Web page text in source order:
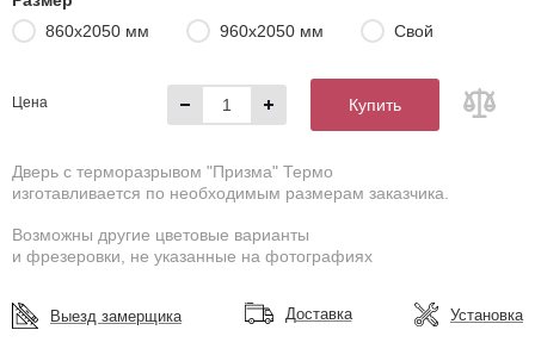
860х2050 мм
960х2050 мм Свой
Цена Купить
Дверь с терморазрывом "Призма" Термо
изготавливается по необходимым размерам заказчика.
Возможны другие цветовые варианты
и фрезеровки, не указанные на фотографиях
Выезд замерщика Доставка Установка